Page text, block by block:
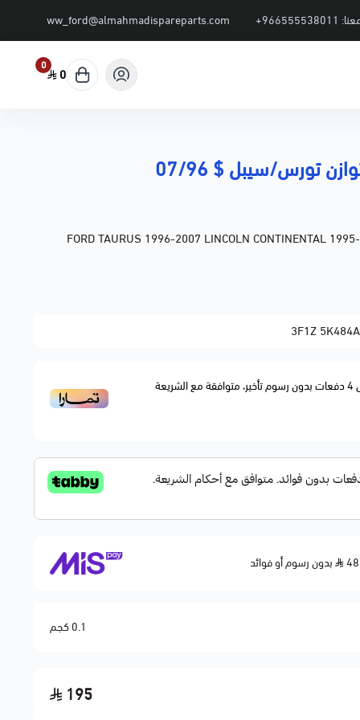
+966555538011
ww_ford@almahmadispareparts.com
0
0
تورس/سيبل $ 07/96
FORD TAURUS 1996-2007 LINCOLN CONTINENTAL
3F1Z
4دفعات بدون رسوم تأخير، متوافقة مع الشريعة
بدون رسوم أو فوائد
0.1 كجم
195